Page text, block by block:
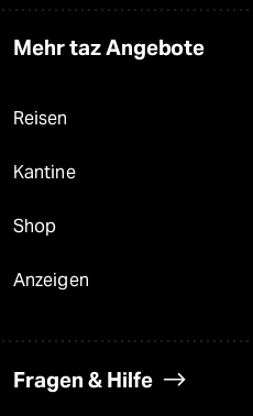
Mehr taz Angebote
Reisen
Kantine
Shop
Anzeigen
Fragen & Hilfe